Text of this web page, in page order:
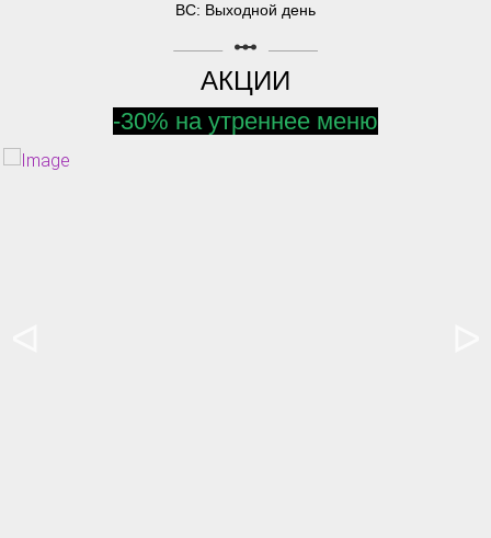
ВС: Выходной день
linear_scale
АКЦИИ
-30% на утреннее меню